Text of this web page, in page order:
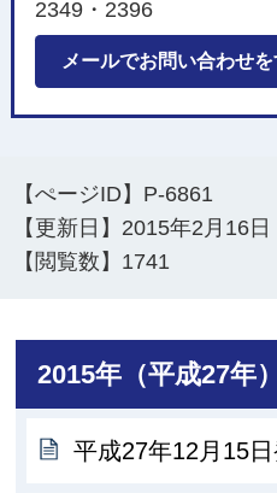
2349・2396
メールでお問い合わせを
【ぺージID】 P-6861
【更新日】 2015年2月16日
【閲覧数】 1741
2015年（平成27年
平成27年12月15